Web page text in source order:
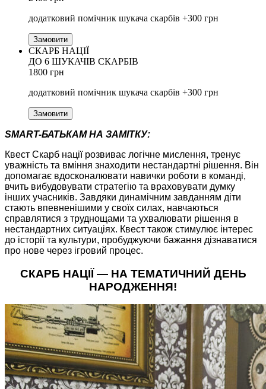
додатковий помічник шукача скарбів +300 грн
Замовити
СКАРБ НАЦІЇ
ДО 6 ШУКАЧІВ СКАРБІВ
1800 грн
додатковий помічник шукача скарбів +300 грн
Замовити
SMART-БАТЬКАМ НА ЗАМІТКУ:
Квест Скарб нації розвиває логічне мислення, тренує
уважність та вміння знаходити нестандартні рішення. Він
допомагає вдосконалювати навички роботи в команді,
вчить вибудовувати стратегію та враховувати думку
інших учасників. Завдяки динамічним завданням діти
стають впевненішими у своїх силах, навчаються
справлятися з труднощами та ухвалювати рішення в
нестандартних ситуаціях. Квест також стимулює інтерес
до історії та культури, пробуджуючи бажання дізнаватися
про нове через ігровий процес.
СКАРБ НАЦІЇ — НА ТЕМАТИЧНИЙ ДЕНЬ
НАРОДЖЕННЯ!